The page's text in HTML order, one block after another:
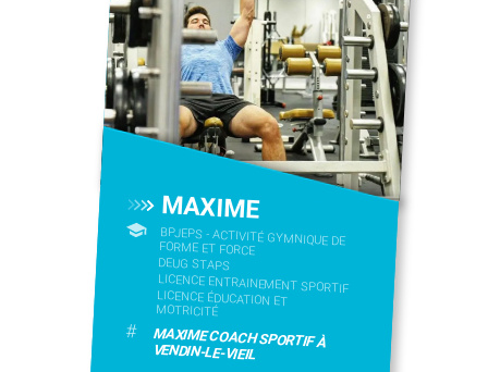
MAXIME
BPJEPS - ACTIVITÉ GYMNIQUE DE
FORME ET FORCE
DEUG STAPS
LICENCE ENTRAINEMENT SPORTIF
LICENCE ÉDUCATION ET
MOTRICITÉ
# MAXIME COACH SPORTIF À
VENDIN-LE-VIEIL